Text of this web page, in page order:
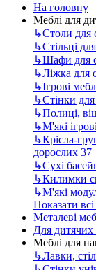
На головну
Меблі для
↳Столи для
↳Стільці
↳Шафи для
↳Ліжка для
↳Ігрові
↳Стінки для
↳Полиці,
↳М'які
↳Крісла-
дорослих 37
↳Сухі
↳Килимки
↳М'які
Показати
Металеві
Для дитячих
Меблі для
↳Лавки,